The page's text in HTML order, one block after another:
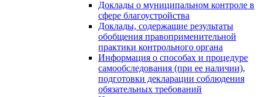
Доклады о муниципальном контроле в
сфере благоустройства
Доклады, содержащие результаты
обобщения правоприменительной
практики контрольного органа
Информация о способах и процедуре
самообследования (при ее наличии),
подготовки декларации соблюдения
обязательных требований